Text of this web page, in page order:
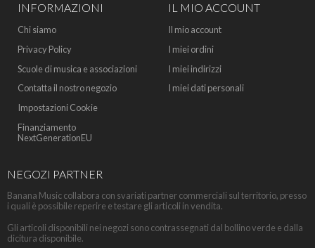
INFORMAZIONI
Chi siamo
Privacy Policy
Scuole di musica e associazioni
Contatta il nostro negozio
Impostazioni Cookie
Finanziamento
NextGenerationEU
IL MIO ACCOUNT
Il mio account
I miei ordini
I miei indirizzi
I miei dati personali
NEGOZI PARTNER
Banana Music collabora con svariati partner commerciali sul territorio, presso
i quali è possibile reperire e testare gli articoli in vendita.
Gli articoli disponibili nei negozi sono contrassegnati dal bollino verde e dalla
dicitura disponibile.